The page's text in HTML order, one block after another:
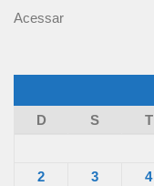
Acessar
D
S T
2
3 4